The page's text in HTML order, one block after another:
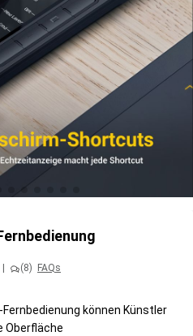
(8) FAQs
können Künstler
Oberfläche